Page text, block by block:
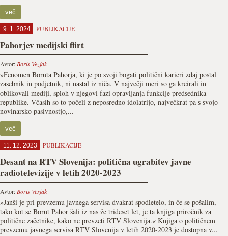
več
9. 1. 2024 PUBLIKACIJE
Pahorjev medijski flirt
Avtor: Boris Vezjak
»Fenomen Boruta Pahorja, ki je po svoji bogati politični karieri zdaj postal
zasebnik in podjetnik, ni nastal iz niča. V največji meri so ga kreirali in
oblikovali mediji, sploh v njegovi fazi opravljanja funkcije predsednika
republike. Včasih so to počeli z neposredno idolatrijo, največkrat pa s svojo
novinarsko pasivnostjo,...
več
11. 12. 2023 PUBLIKACIJE
Desant na RTV Slovenija: politična ugrabitev javne
radiotelevizije v letih 2020-2023
Avtor: Boris Vezjak
»Janši je pri prevzemu javnega servisa dvakrat spodletelo, in če se pošalim,
tako kot se Borut Pahor šali iz nas že trideset let, je ta knjiga priročnik za
politične začetnike, kako ne prevzeti RTV Slovenija.« Knjiga o političnem
prevzemu javnega servisa RTV Slovenija v letih 2020-2023 je dostopna v...